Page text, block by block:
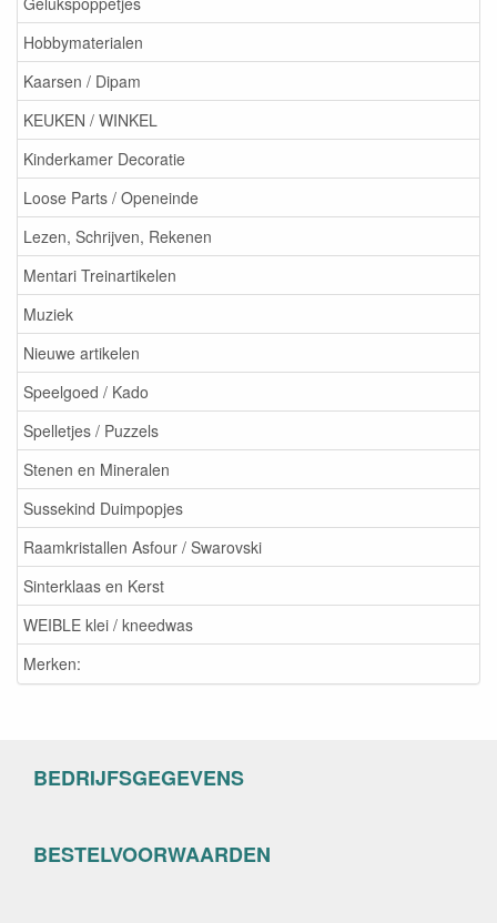
Hobbymaterialen
Kaarsen / Dipam
KEUKEN / WINKEL
Kinderkamer Decoratie
Loose Parts / Openeinde
Lezen, Schrijven, Rekenen
Mentari Treinartikelen
Muziek
Nieuwe artikelen
Speelgoed / Kado
Spelletjes / Puzzels
Stenen en Mineralen
Sussekind Duimpopjes
Raamkristallen Asfour / Swarovski
Sinterklaas en Kerst
WEIBLE klei / kneedwas
Merken:
BEDRIJFSGEGEVENS
BESTELVOORWAARDEN